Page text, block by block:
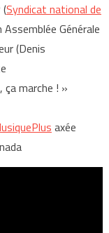
(Syndicat national de
Générale
(Denis
ça marche ! »
axée